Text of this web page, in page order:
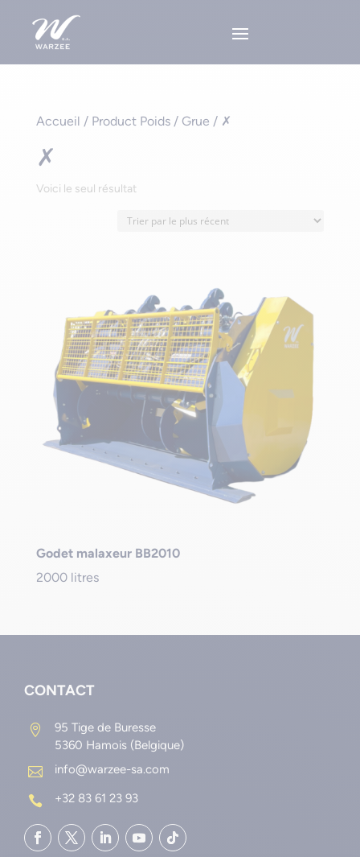
Accueil / Product Poids / Grue / ✗
✗
Voici le seul résultat
Godet malaxeur BB2010
2000 litres
CONTACT

95 Tige de Buresse
5360 Hamois (Belgique)

info@warzee-sa.com
 +32 83 61 23 93